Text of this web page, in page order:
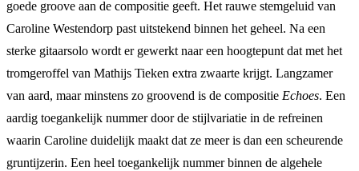
goede groove aan de compositie geeft. Het rauwe stemgeluid van
Caroline Westendorp past uitstekend binnen het geheel. Na een
sterke gitaarsolo wordt er gewerkt naar een hoogtepunt dat met het
tromgeroffel van Mathijs Tieken extra zwaarte krijgt. Langzamer
van aard, maar minstens zo groovend is de compositie Echoes. Een
aardig toegankelijk nummer door de stijlvariatie in de refreinen
waarin Caroline duidelijk maakt dat ze meer is dan een scheurende
gruntijzerin. Een heel toegankelijk nummer binnen de algehele